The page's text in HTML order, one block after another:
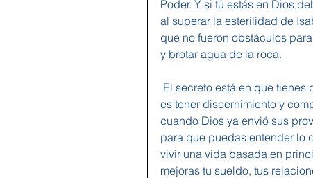
Poder. Y si tú estás en Dios
al superar la esterilidad de
que no fueron obstáculos
y brotar agua de la roca.
es tener discernimiento y
cuando Dios ya envió sus
para que puedas entender lo
vivir una vida basada en
mejoras tu sueldo, tus